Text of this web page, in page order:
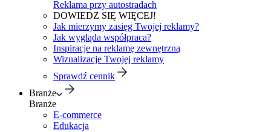
Reklama przy autostradach
DOWIEDZ SIĘ WIĘCEJ!
Jak mierzymy zasięg Twojej reklamy?
Jak wygląda współpraca?
Inspiracje na reklamę zewnętrzną
Wizualizacje Twojej reklamy
Sprawdź cennik
Branże
Branże
E-commerce
Edukacja